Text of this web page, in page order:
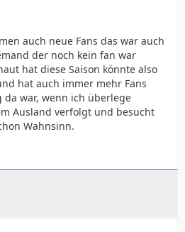
auch neue Fans das war auch
der noch kein fan war
hat diese Saison könnte also
hat auch immer mehr Fans
da war, wenn ich überlege
Ausland verfolgt und besucht
Wahnsinn.